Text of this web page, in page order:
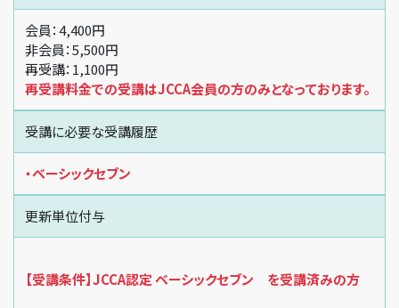
会員：4,400円
非会員：5,500円
再受講：1,100円
再受講料金での受講はJCCA会員の方のみとなっております。
受講に必要な受講履歴
・ベーシックセブン
更新単位付与
【受講条件】JCCA認定 ベーシックセブン を受講済みの方